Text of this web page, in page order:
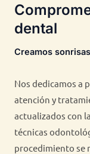
dental
Creamos
Nos dedicamos a
atención y
actualizados con
técnicas
procedimiento se